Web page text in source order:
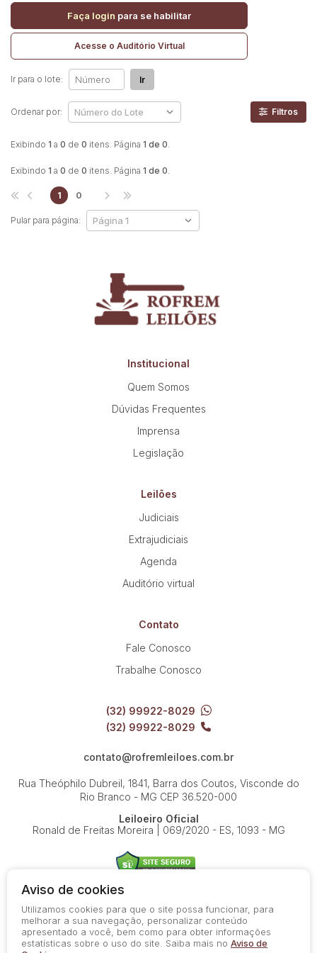
Faça login para se habilitar
Acesse o Auditório Virtual
Habilite-se para efetuar lances ou
Exibindo 1 a 0 de 0 itens. Página 1 de 0.
Ir para o lote: Ir
Ordenar por: Filtros
Exibindo 1 a 0 de 0 itens. Página 1 de 0.
Pular para página:
1 0
Institucional
Quem Somos
Dúvidas Frequentes
Imprensa
Legislação
Leilões
Judiciais
Extrajudiciais
Agenda
Auditório virtual
Contato
Fale Conosco
Trabalhe Conosco
(32) 99922-8029
(32) 99922-8029
contato@rofremleiloes.com.br
Rua Theóphilo Dubreil, 1841, Barra dos Coutos, Visconde do
Rio Branco - MG CEP 36.520-000
Leiloeiro Oficial
Ronald de Freitas Moreira | 069/2020 - ES, 1093 - MG
© 2026-present - Todos os direitos reservados
Política de Privacidade
Aviso de cookies
Utilizamos cookies para que o site possa funcionar, para
melhorar a sua navegação, personalizar conteúdo
apresentado a você, bem como para obter informações
estatísticas sobre o uso do site. Saiba mais no Aviso de